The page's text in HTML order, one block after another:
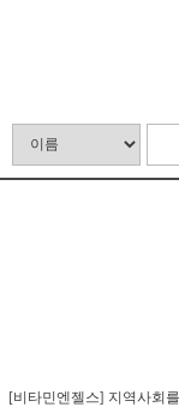
[비타민엔젤스] 지역사회